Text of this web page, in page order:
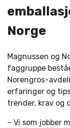
Norge
Magnussen og
faggruppe
Norengros-
erfaringer og
trender, krav og
– Vi som jobber